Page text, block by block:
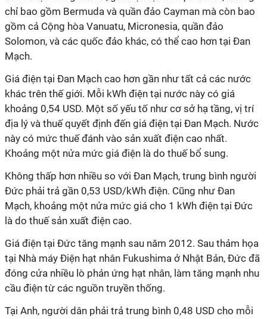
chỉ bao gồm Bermuda và quần đảo Cayman mà còn bao
gồm cả Cộng hòa Vanuatu, Micronesia, quần đảo
Solomon, và các quốc đảo khác, có thể cao hơn tại Đan
Mạch.
Giá điện tại Đan Mạch cao hơn gần như tất cả các nước
khác trên thế giới. Mỗi kWh điện tại nước này có giá
khoảng 0,54 USD. Một số yếu tố như cơ sở hạ tầng, vị trí
địa lý và thuế quyết định đến giá điện tại Đan Mạch. Nước
này có mức thuế đánh vào sản xuất điện cao nhất.
Khoảng một nửa mức giá điện là do thuế bổ sung.
Không thấp hơn nhiều so với Đan Mạch, trung bình người
Đức phải trả gần 0,53 USD/kWh điện. Cũng như Đan
Mạch, khoảng một nửa mức giá cho 1 kWh điện tại Đức
là do thuế sản xuất điện cao.
Giá điện tại Đức tăng mạnh sau năm 2012. Sau thảm họa
tại Nhà máy Điện hạt nhân Fukushima ở Nhật Bản, Đức đã
đóng cửa nhiều lò phản ứng hạt nhân, làm tăng mạnh nhu
cầu điện từ các nguồn truyền thống.
Tại Anh, người dân phải trả trung bình 0,48 USD cho mỗi